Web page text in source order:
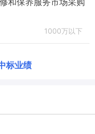
1000万以下
标业绩